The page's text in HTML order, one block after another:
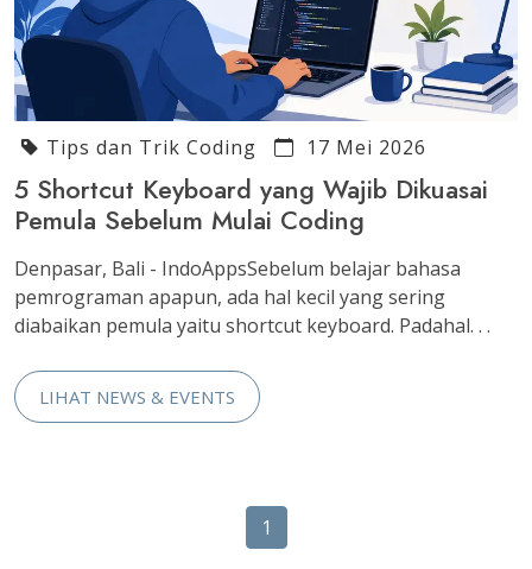
Tips dan Trik Coding 17 Mei 2026
5 Shortcut Keyboard yang Wajib Dikuasai
Pemula Sebelum Mulai Coding
Denpasar, Bali - IndoAppsSebelum belajar bahasa
pemrograman apapun, ada hal kecil yang sering
diabaikan pemula yaitu shortcut keyboard. Padahal. . .
LIHAT NEWS & EVENTS
1